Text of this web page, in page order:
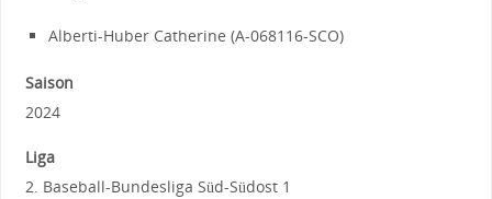
Alberti-Huber Catherine (A-068116-SCO)
Saison
2024
Liga
2. Baseball-Bundesliga Süd-Südost 1